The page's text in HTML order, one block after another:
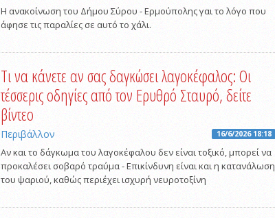
Η ανακοίνωση του Δήμου Σύρου - Ερμούπολης γαι το λόγο που
άφησε τις παραλίες σε αυτό το χάλι.
Τι να κάνετε αν σας δαγκώσει λαγοκέφαλος: Οι
τέσσερις οδηγίες από τον Ερυθρό Σταυρό, δείτε
βίντεο
Περιβάλλον 16/6/2026 18:18
Αν και το δάγκωμα του λαγοκέφαλου δεν είναι τοξικό, μπορεί να
προκαλέσει σοβαρό τραύμα - Επικίνδυνη είναι και η κατανάλωση
του ψαριού, καθώς περιέχει ισχυρή νευροτοξίνη